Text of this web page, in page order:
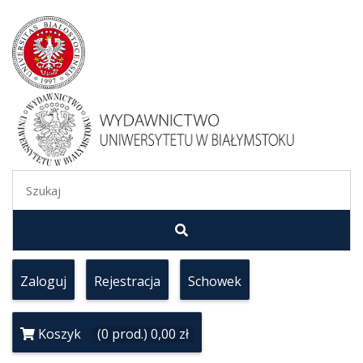
Zaloguj Rejestracja Schowek
Koszyk (0 prod.) 0,00 zł